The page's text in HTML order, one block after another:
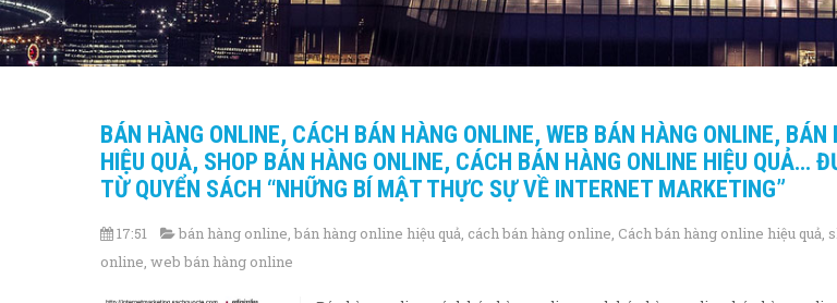
BÁN HÀNG ONLINE, CÁCH BÁN HÀNG ONLINE, WEB BÁN HÀNG ONLINE, BÁN
HIỆU QUẢ, SHOP BÁN HÀNG ONLINE, CÁCH BÁN HÀNG ONLINE HIỆU QUẢ…
TỪ QUYỂN SÁCH “NHỮNG BÍ MẬT THỰC SỰ VỀ INTERNET MARKETING”
17:51 bán hàng online, bán hàng online hiệu quả, cách bán hàng online, Cách bán hàng online hiệu quả,
online, web bán hàng online